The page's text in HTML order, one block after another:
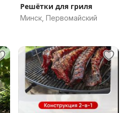
Решётки для гриля
Минск, Первомайский